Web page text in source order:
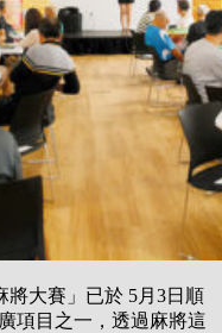
將大賽」已於 5月3日順
項目之一，透過麻將這